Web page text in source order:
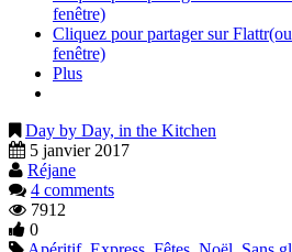
fenêtre)
Cliquez pour partager sur
fenêtre)
Plus
Day by Day, in the Kitchen
5 janvier 2017
Réjane
4 comments
7912
0